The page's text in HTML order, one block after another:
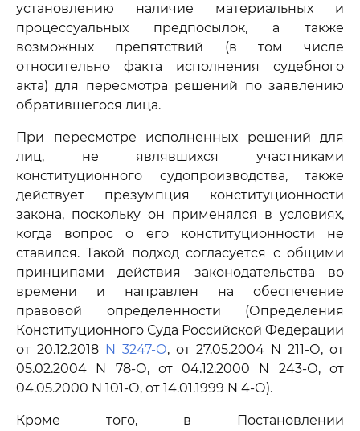
установлению наличие материальных и
процессуальных предпосылок, а также
возможных препятствий (в том числе
относительно факта исполнения судебного
акта) для пересмотра решений по заявлению
обратившегося лица.
При пересмотре исполненных решений для
лиц, не являвшихся участниками
конституционного судопроизводства, также
действует презумпция конституционности
закона, поскольку он применялся в условиях,
когда вопрос о его конституционности не
ставился. Такой подход согласуется с общими
принципами действия законодательства во
времени и направлен на обеспечение
правовой определенности (Определения
Конституционного Суда Российской Федерации
от 20.12.2018 N 3247-О, от 27.05.2004 N 211-О, от
05.02.2004 N 78-О, от 04.12.2000 N 243-О, от
04.05.2000 N 101-О, от 14.01.1999 N 4-О).
Кроме того, в Постановлении